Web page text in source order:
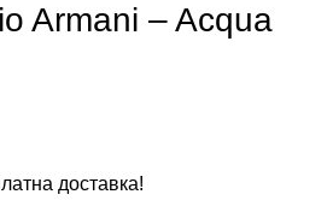
Armani – Acqua
доставка!